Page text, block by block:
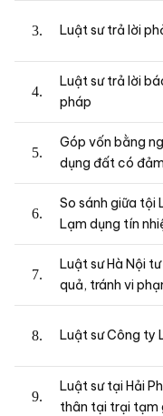
Luật sư trả lời
Luật sư trả lời
pháp
Góp vốn bằng
dụng đất có
So sánh giữa tội
Lạm dụng tín
Luật sư Hà Nội
quả, tránh vi
Luật sư Công ty
Luật sư tại Hải
thân tại trại tạm